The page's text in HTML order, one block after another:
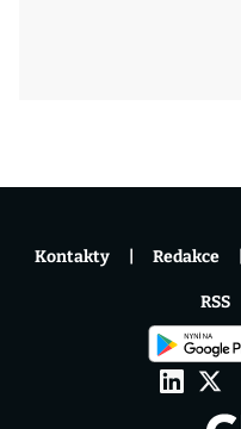
Kontakty Redakce
RSS